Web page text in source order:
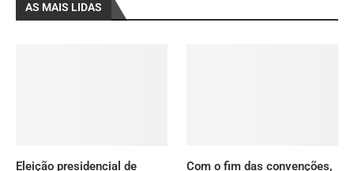
AS MAIS LIDAS
Eleição presidencial de
Com o fim das convenções,